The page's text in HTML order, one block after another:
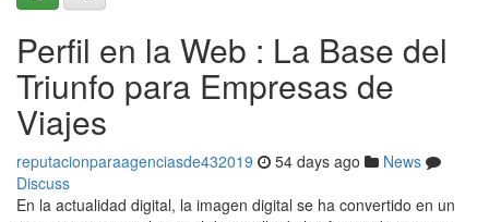
Perfil en la Web : La Base del
Triunfo para Empresas de
Viajes
reputacionparaagenciasde432019 54 days ago
News
Discuss
En la actualidad digital, la imagen digital se ha convertido en un